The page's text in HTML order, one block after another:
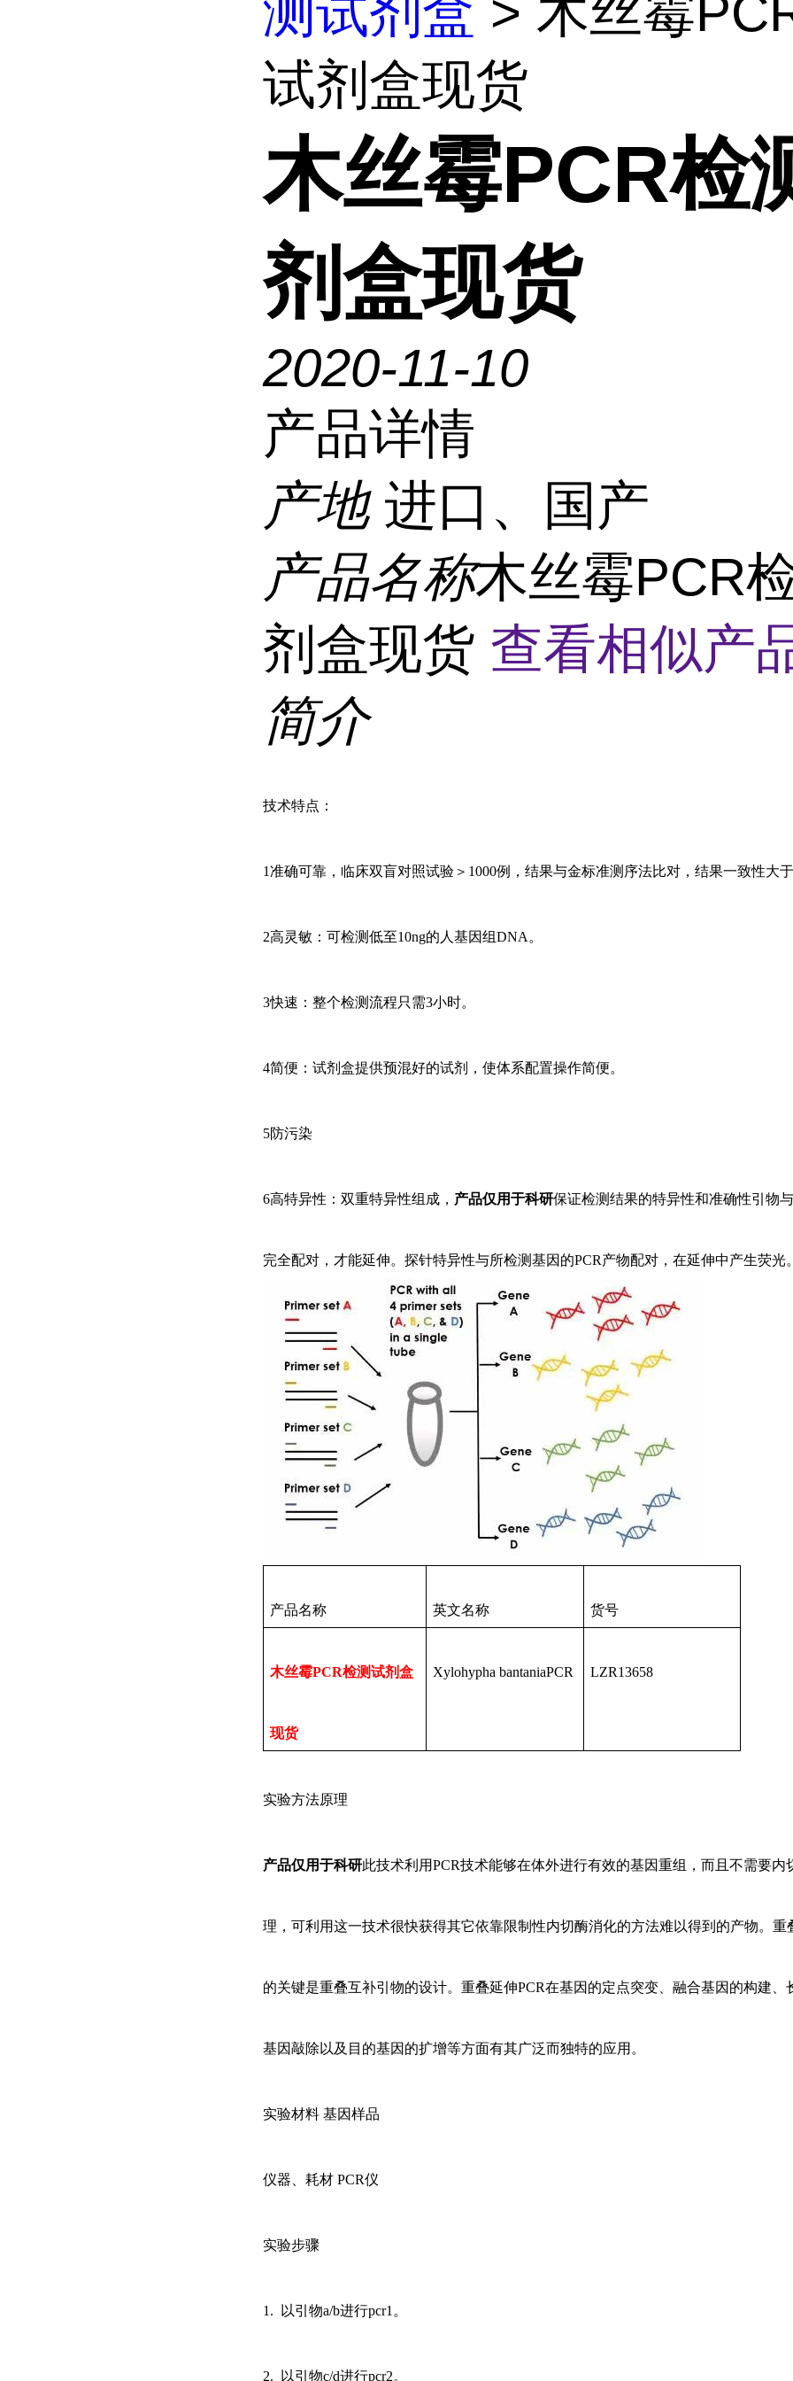
测试剂盒 > 木丝霉
试剂盒现货
木丝霉PCR检
剂盒现货
2020-11-10
产品详情
产地 进口、国产
产品名称木丝霉PCR
剂盒现货 查看相似产
简介
技术特点：
1准确可靠，临床双盲对照试验＞1000例，结果与金标准测序法比对，结果一致性大
2高灵敏：可检测低至10ng的人基因组DNA。
3快速：整个检测流程只需3小时。
4简便：试剂盒提供预混好的试剂，使体系配置操作简便。
5防污染
6高特异性：双重特异性组成， 产品仅用于科研保证检测结果的特异性和准确性引物与
完全配对，才能延伸。探针特异性与所检测基因的PCR产物配对，在延伸中产生荧光
产品名称 英文名称 货号
木丝霉PCR检测试剂盒
现货
Xylohypha bantaniaPCR LZR13658
实验方法原理
产品仅用于科研此技术利用PCR技术能够在体外进行有效的基因重组，而且不需要内
理，可利用这一技术很快获得其它依靠限制性内切酶消化的方法难以得到的产物。重
的关键是重叠互补引物的设计。重叠延伸PCR在基因的定点突变、融合基因的构建、
基因敲除以及目的基因的扩增等方面有其广泛而独特的应用。
实验材料 基因样品
仪器、耗材 PCR仪
实验步骤
1. 以引物a/b进行pcr1。
2. 以引物c/d进行pcr2。